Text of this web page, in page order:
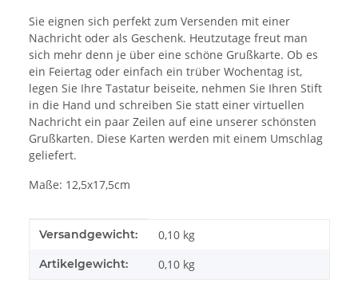
Sie eignen sich perfekt zum Versenden mit einer
Nachricht oder als Geschenk. Heutzutage freut man
sich mehr denn je über eine schöne Grußkarte. Ob es
ein Feiertag oder einfach ein trüber Wochentag ist,
legen Sie Ihre Tastatur beiseite, nehmen Sie Ihren Stift
in die Hand und schreiben Sie statt einer virtuellen
Nachricht ein paar Zeilen auf eine unserer schönsten
Grußkarten. Diese Karten werden mit einem Umschlag
geliefert.
Maße: 12,5x17,5cm
Produkteigenschaft
Wert
Versandgewicht: 0,10 kg
Artikelgewicht: 0,10 kg